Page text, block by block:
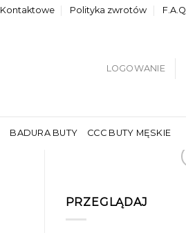
Kontaktowe Polityka zwrotów F.A.Q
LOGOWANIE
BADURA BUTY CCC BUTY MĘSKIE
PRZEGLĄDAJ